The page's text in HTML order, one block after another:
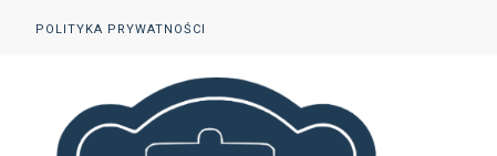
POLITYKA PRYWATNOŚCI